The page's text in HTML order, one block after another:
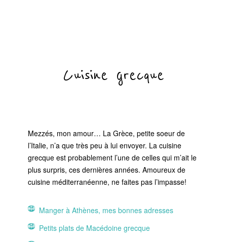
Cuisine grecque
Mezzés, mon amour… La Grèce, petite soeur de
l’Italie, n’a que très peu à lui envoyer. La cuisine
grecque est probablement l’une de celles qui m’ait le
plus surpris, ces dernières années. Amoureux de
cuisine méditerranéenne, ne faites pas l’impasse!
Manger à Athènes, mes bonnes adresses
Petits plats de Macédoine grecque